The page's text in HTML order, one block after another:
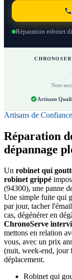
Réparation robinet
Note
Artisans
Artisans de
Réparation
dépannage
Un robinet qui
robinet grippé
(94300), une panne
Une simple fuite qui
par jour, tacher
cas, dégénérer en
ChronoServe
mettons en relation
vous, avec un prix
(nuit, week-end, jour
déplacement.
Robinet qui